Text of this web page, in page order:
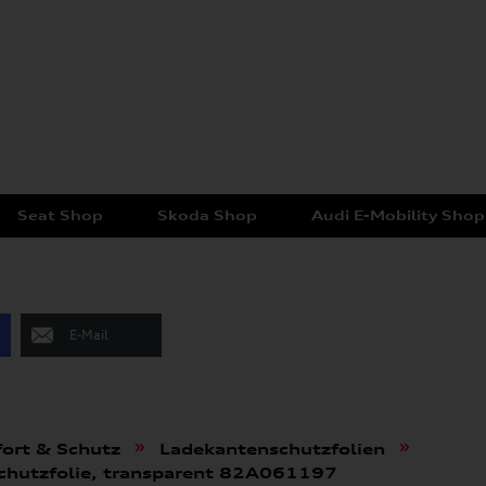
Seat Shop Skoda Shop Audi E-Mobility Shop
E-Mail
& Schutz » Ladekantenschutzfolien »
transparent 82A061197